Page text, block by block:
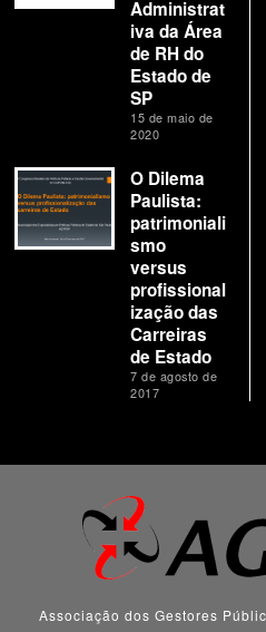
Administrat
iva da Área
de RH do
Estado de
SP
15 de maio de
2020
O Dilema
Paulista:
patrimoniali
smo
versus
profissional
ização das
Carreiras
de Estado
7 de agosto de
2017
Associação dos Gestores